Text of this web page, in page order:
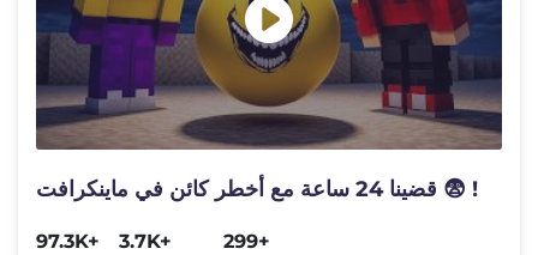
قضينا 24 ساعة مع أخطر كائن في ماينكرافت 😨 !
97.3K+
3.7K+
299+